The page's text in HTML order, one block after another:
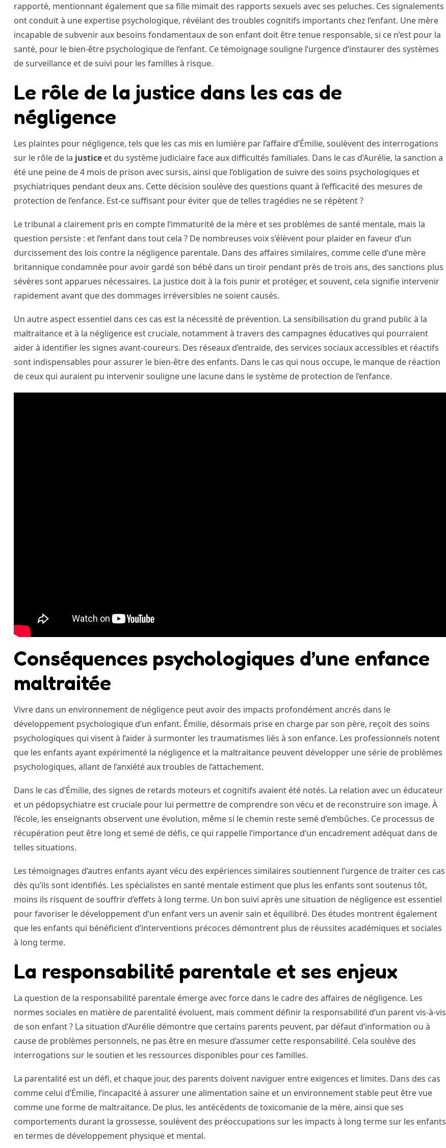
rapporté, mentionnant également que sa fille mimait des rapports sexuels avec ses peluches. Ces signalements
ont conduit à une expertise psychologique, révélant des troubles cognitifs importants chez l’enfant. Une mère
incapable de subvenir aux besoins fondamentaux de son enfant doit être tenue responsable, si ce n’est pour la
santé, pour le bien-être psychologique de l’enfant. Ce témoignage souligne l’urgence d’instaurer des systèmes
de surveillance et de suivi pour les familles à risque.
Le rôle de la justice dans les cas de
négligence
Les plaintes pour négligence, tels que les cas mis en lumière par l’affaire d’Émilie, soulèvent des interrogations
sur le rôle de la justice et du système judiciaire face aux difficultés familiales. Dans le cas d’Aurélie, la sanction a
été une peine de 4 mois de prison avec sursis, ainsi que l’obligation de suivre des soins psychologiques et
psychiatriques pendant deux ans. Cette décision soulève des questions quant à l’efficacité des mesures de
protection de l’enfance. Est-ce suffisant pour éviter que de telles tragédies ne se répètent ?
Le tribunal a clairement pris en compte l’immaturité de la mère et ses problèmes de santé mentale, mais la
question persiste : et l’enfant dans tout cela ? De nombreuses voix s’élèvent pour plaider en faveur d’un
durcissement des lois contre la négligence parentale. Dans des affaires similaires, comme celle d’une mère
britannique condamnée pour avoir gardé son bébé dans un tiroir pendant près de trois ans, des sanctions plus
sévères sont apparues nécessaires. La justice doit à la fois punir et protéger, et souvent, cela signifie intervenir
rapidement avant que des dommages irréversibles ne soient causés.
Un autre aspect essentiel dans ces cas est la nécessité de prévention. La sensibilisation du grand public à la
maltraitance et à la négligence est cruciale, notamment à travers des campagnes éducatives qui pourraient
aider à identifier les signes avant-coureurs. Des réseaux d’entraide, des services sociaux accessibles et réactifs
sont indispensables pour assurer le bien-être des enfants. Dans le cas qui nous occupe, le manque de réaction
de ceux qui auraient pu intervenir souligne une lacune dans le système de protection de l’enfance.
Conséquences psychologiques d’une enfance
maltraitée
Vivre dans un environnement de négligence peut avoir des impacts profondément ancrés dans le
développement psychologique d’un enfant. Émilie, désormais prise en charge par son père, reçoit des soins
psychologiques qui visent à l’aider à surmonter les traumatismes liés à son enfance. Les professionnels notent
que les enfants ayant expérimenté la négligence et la maltraitance peuvent développer une série de problèmes
psychologiques, allant de l’anxiété aux troubles de l’attachement.
Dans le cas d’Émilie, des signes de retards moteurs et cognitifs avaient été notés. La relation avec un éducateur
et un pédopsychiatre est cruciale pour lui permettre de comprendre son vécu et de reconstruire son image. À
l’école, les enseignants observent une évolution, même si le chemin reste semé d’embûches. Ce processus de
récupération peut être long et semé de défis, ce qui rappelle l’importance d’un encadrement adéquat dans de
telles situations.
Les témoignages d’autres enfants ayant vécu des expériences similaires soutiennent l’urgence de traiter ces cas
dès qu’ils sont identifiés. Les spécialistes en santé mentale estiment que plus les enfants sont soutenus tôt,
moins ils risquent de souffrir d’effets à long terme. Un bon suivi après une situation de négligence est essentiel
pour favoriser le développement d’un enfant vers un avenir sain et équilibré. Des études montrent également
que les enfants qui bénéficient d’interventions précoces démontrent plus de réussites académiques et sociales
à long terme.
La responsabilité parentale et ses enjeux
La question de la responsabilité parentale émerge avec force dans le cadre des affaires de négligence. Les
normes sociales en matière de parentalité évoluent, mais comment définir la responsabilité d’un parent vis-à-vis
de son enfant ? La situation d’Aurélie démontre que certains parents peuvent, par défaut d’information ou à
cause de problèmes personnels, ne pas être en mesure d’assumer cette responsabilité. Cela soulève des
interrogations sur le soutien et les ressources disponibles pour ces familles.
La parentalité est un défi, et chaque jour, des parents doivent naviguer entre exigences et limites. Dans des cas
comme celui d’Émilie, l’incapacité à assurer une alimentation saine et un environnement stable peut être vue
comme une forme de maltraitance. De plus, les antécédents de toxicomanie de la mère, ainsi que ses
comportements durant la grossesse, soulèvent des préoccupations sur les impacts à long terme sur les enfants
en termes de développement physique et mental.